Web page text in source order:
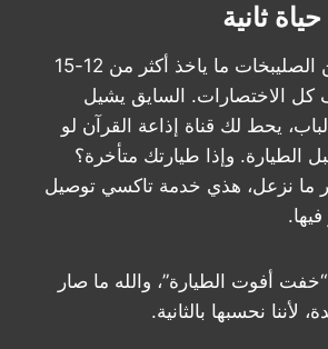
ثانية
يا خوي المطار من الصليبخات ما ياخذ أكثر من 12-15
كل الاختصارات. السايق يشيل
يحط لك قناة إذاعة القرآن لو
الطيارة. وإذا طيارتك متأخرة؟
ما نزعل، هذي خدمة تاكسي توصيل
أفوت الطيارة”، والله ما صار
لأننا نحسبها بالثانية.